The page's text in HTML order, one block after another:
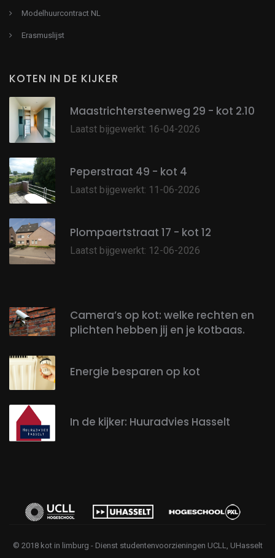
Modelhuurcontract NL
Erasmuslijst
KOTEN IN DE KIJKER
Maastrichtersteenweg 29 - kot 2.10
Laatst bijgewerkt: 16-04-2026
Peperstraat 49 - kot 4
Laatst bijgewerkt: 11-06-2026
Plompaertstraat 17 - kot 12
Laatst bijgewerkt: 12-06-2026
Camera’s op kot: welke rechten en
plichten hebben jij en je kotbaas.
Energie besparen op kot
In de kijker: Huuradvies Hasselt
© 2018 kot in limburg - Dienst studentenvoorzieningen UCLL, UHasselt